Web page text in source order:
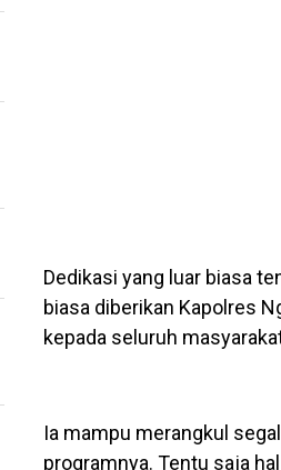
Dedikasi yang luar biasa
biasa diberikan Kapolres
kepada seluruh
Ia mampu merangkul
programnya. Tentu saja